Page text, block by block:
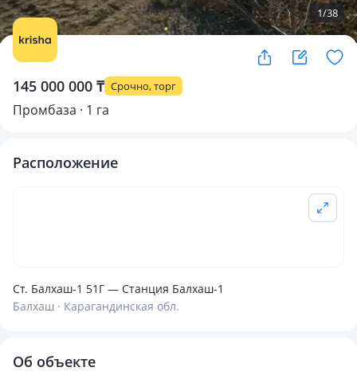
1/38
145 000 000 ₸ Срочно, торг
Промбаза · 1 га
Расположение
Ст. Балхаш-1 51Г — Станция Балхаш-1
Балхаш · Карагандинская обл.
Об объекте